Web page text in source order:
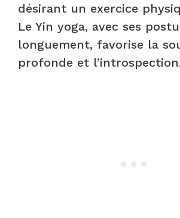
désirant un exercice
Le Yin yoga, avec ses
longuement, favorise la
profonde et